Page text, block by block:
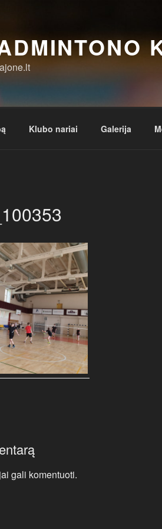
Klubo nariai Galerija
gali komentuoti.